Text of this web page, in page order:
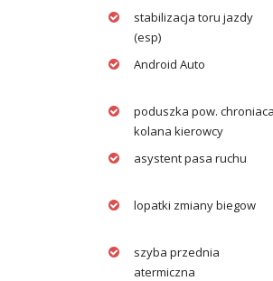
stabilizacja toru jazdy
(esp)
Android Auto
poduszka pow. chroniaca
kolana kierowcy
asystent pasa ruchu
lopatki zmiany biegow
szyba przednia
atermiczna